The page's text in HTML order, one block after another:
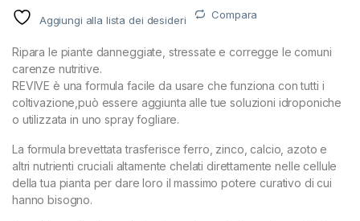
Aggiungi alla lista dei desideri Compara
Ripara le piante danneggiate, stressate e corregge le comuni
carenze nutritive.
REVIVE è una formula facile da usare che funziona con tutti i
coltivazione,può essere aggiunta alle tue soluzioni idroponiche
o utilizzata in uno spray fogliare.
La formula brevettata trasferisce ferro, zinco, calcio, azoto e
altri nutrienti cruciali altamente chelati direttamente nelle cellule
della tua pianta per dare loro il massimo potere curativo di cui
hanno bisogno.